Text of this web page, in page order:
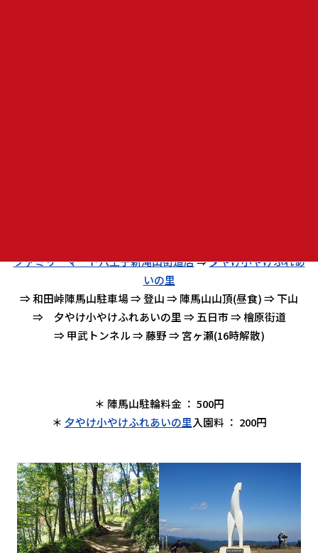
ファミリーマート八王子新滝山街道店⇒夕やけ小やけふれあ
いの里
⇒ 和田峠陣馬山駐車場 ⇒ 登山 ⇒ 陣馬山山頂(昼食) ⇒ 下山
⇒ 夕やけ小やけふれあいの里 ⇒ 五日市 ⇒ 檜原街道
⇒ 甲武トンネル ⇒ 藤野 ⇒ 宮ヶ瀬(16時解散)
＊ 陣馬山駐輪料金 ： 500円
＊ 夕やけ小やけふれあいの里入園料 ： 200円